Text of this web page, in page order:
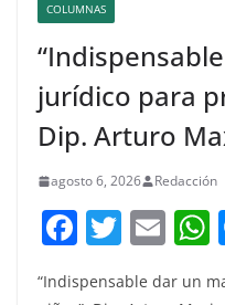
COLUMNAS
jurídico para
Dip. Arturo
agosto 6, 2026 Redacción
F T
w
E
“Indispensable dar un